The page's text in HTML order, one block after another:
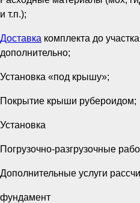
и т.п.);
Доставка комплекта до
дополнительно;
Установка «под крышу»;
Покрытие крыши рубероидом;
Установка
Погрузочно-разгрузочные
Дополнительные услуги
фундамент